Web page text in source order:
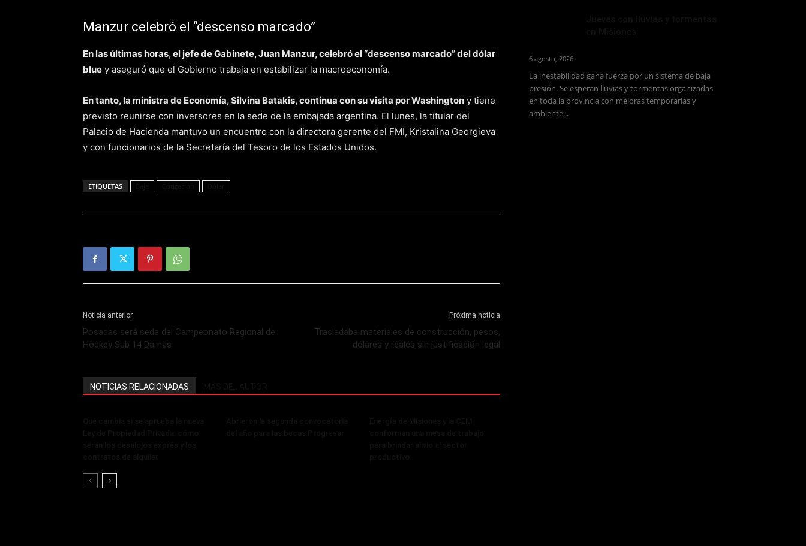
Manzur celebró el “descenso marcado”
En las últimas horas, el jefe de Gabinete, Juan Manzur, celebró el “descenso marcado” del dólar
blue y aseguró que el Gobierno trabaja en estabilizar la macroeconomía.
En tanto, la ministra de Economía, Silvina Batakis, continua con su visita por Washington y tiene
previsto reunirse con inversores en la sede de la embajada argentina. El lunes, la titular del
Palacio de Hacienda mantuvo un encuentro con la directora gerente del FMI, Kristalina Georgieva
y con funcionarios de la Secretaría del Tesoro de los Estados Unidos.
ETIQUETAS
Noticia anterior
Posadas será sede del Campeonato Regional de
Hockey Sub 14 Damas
Próxima noticia
Trasladaba materiales de construcción, pesos,
dólares y reales sin justificación legal
NOTICIAS RELACIONADAS
6 agosto, 2026
La inestabilidad gana fuerza por un sistema de baja
presión. Se esperan lluvias y tormentas organizadas
en toda la provincia con mejoras temporarias y
ambiente...